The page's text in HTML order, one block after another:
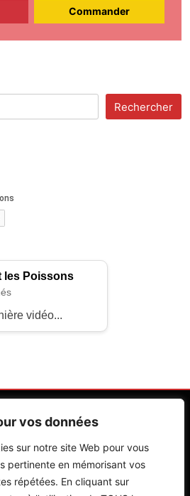
vos données
sur notre site Web pour vous
pertinente en mémorisant vos
répétées. En cliquant sur
Commander
Rechercher
les Poissons
vidéo...